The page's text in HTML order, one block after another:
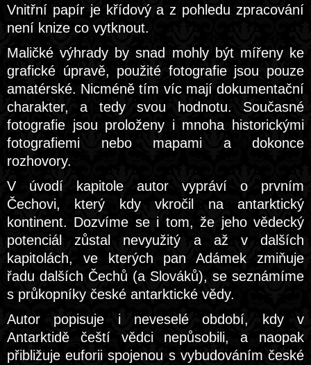
Vnitřní papír je křídový a z pohledu zpracování
není knize co vytknout.
Maličké výhrady by snad mohly být mířeny ke
grafické úpravě, použité fotografie jsou pouze
amatérské. Nicméně tím víc mají dokumentační
charakter, a tedy svou hodnotu. Současné
fotografie jsou proloženy i mnoha historickými
fotografiemi nebo mapami a dokonce
rozhovory.
V úvodí kapitole autor vypráví o prvním
Čechovi, který kdy vkročil na antarktický
kontinent. Dozvíme se i tom, že jeho vědecký
potenciál zůstal nevyužitý a až v dalších
kapitolách, ve kterých pan Adámek zmiňuje
řadu dalších Čechů (a Slováků), se seznámíme
s průkopníky české antarktické vědy.
Autor popisuje i neveselé období, kdy v
Antarktidě čeští vědci nepůsobili, a naopak
přibližuje euforii spojenou s vybudováním české